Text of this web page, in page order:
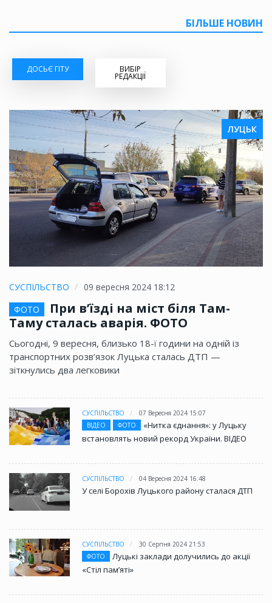
БІЛЬШЕ НОВИН
ДОСЬЄ ГІТУ ВИБІР
РЕДАКЦІЇ
ЛУЦЬК
СУСПІЛЬСТВО
09 вересня 2024 18:12
ФОТО
При в’їзді на міст біля Там-
Таму сталась аварія. ФОТО
Сьогодні, 9 вересня, близько 18-ї години на одній із
транспортних розв’язок Луцька сталась ДТП —
зіткнулись два легковики
СУСПІЛЬСТВО
07 Вересня 2024 15:07
ВІДЕО
ФОТО
«Нитка єднання»: у Луцьку
встановлять новий рекорд України. ВІДЕО
СУСПІЛЬСТВО 04 Вересня 2024 16:48
У селі Борохів Луцького району сталася ДТП
СУСПІЛЬСТВО
30 Серпня 2024 21:53
ФОТО
Луцькі заклади долучились до акції
«Стіл памʼяті»